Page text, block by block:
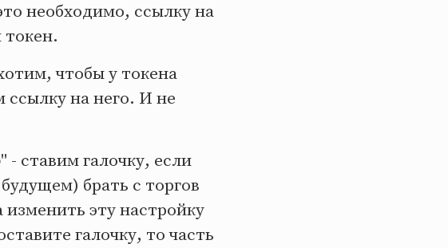
необходимо, ссылку на
чтобы у токена
ссылку на него. И не
" - ставим галочку, если
брать с торгов
эту настройку
галочку, то часть